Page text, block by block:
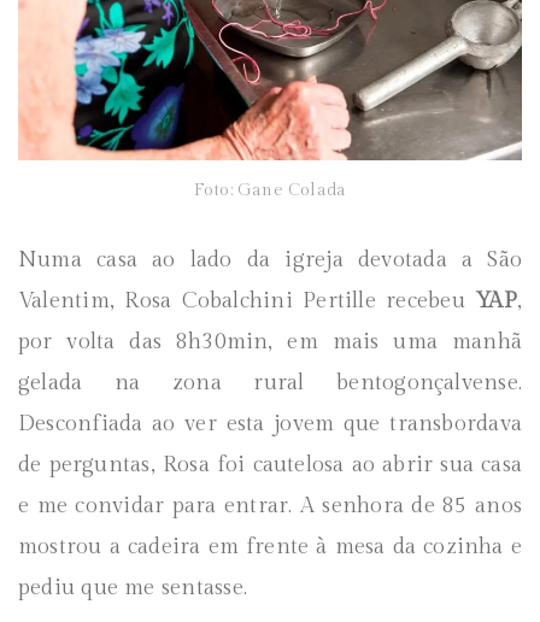
Foto: Gane Colada
Numa casa ao lado da igreja devotada a São
Valentim, Rosa Cobalchini Pertille recebeu YAP,
por volta das 8h30min, em mais uma manhã
gelada na zona rural bentogonçalvense.
Desconfiada ao ver esta jovem que transbordava
de perguntas, Rosa foi cautelosa ao abrir sua casa
e me convidar para entrar. A senhora de 85 anos
mostrou a cadeira em frente à mesa da cozinha e
pediu que me sentasse.